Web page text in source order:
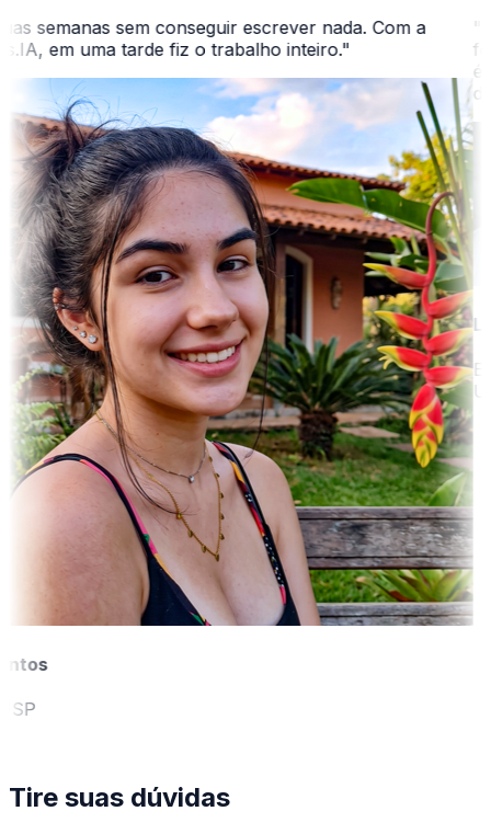
semanas sem conseguir escrever nada. Com a
em uma tarde fiz o trabalho inteiro."
é
Tire suas dúvidas